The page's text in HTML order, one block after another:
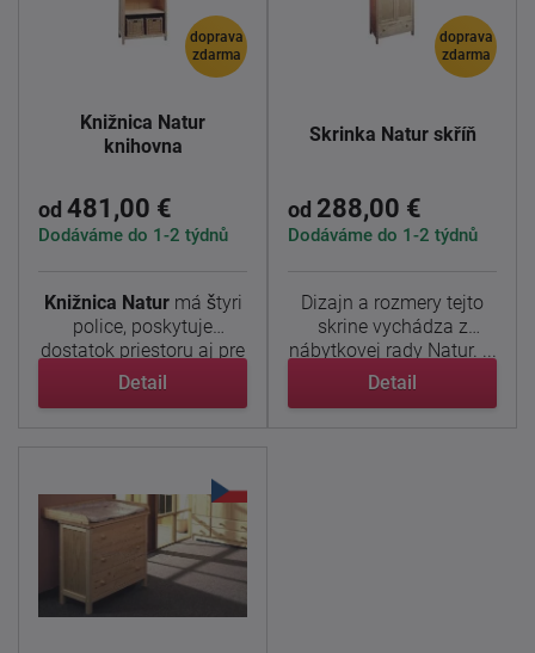
doprava
zdarma
Knižnica Natur
knihovna
od 481,00 €
Dodáváme do 1-2 týdnů
Knižnica Naturmá štyri
police, poskytuje
dostatok priestoru aj pre
...
Detail
doprava
zdarma
Skrinka Natur skříň
od 288,00 €
Dodáváme do 1-2 týdnů
Dizajn a rozmery tejto
skrine vychádza z
nábytkovej rady Natur. ...
Detail